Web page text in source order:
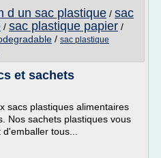
d un sac plastique / sac
/ sac plastique papier /
/ sac plastique
et sachets
sacs plastiques alimentaires
Nos sachets plastiques vous
tous...